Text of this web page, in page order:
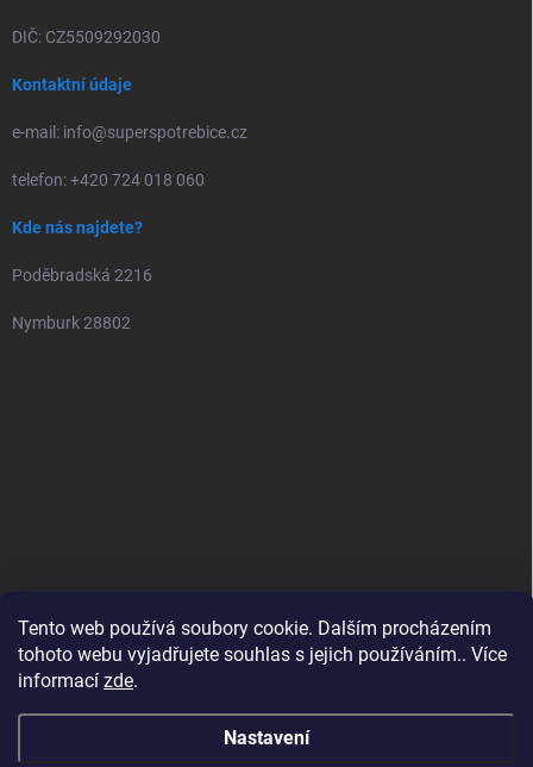
Tento web používá soubory cookie. Dalším procházením
tohoto webu vyjadřujete souhlas s jejich používáním.. Více
informací zde.
Nastavení
DIČ: CZ5509292030
Kontaktní údaje
e-mail: info@superspotrebice.cz
telefon: +420 724 018 060
Kde nás najdete?
Poděbradská 2216
Nymburk 28802